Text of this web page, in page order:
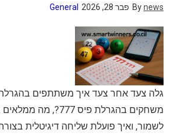
Bynews פבר 28, 2026 General
משחקים בהגרלת פיס
לשמור, ואיך פועלת שליחה דיגיטלית